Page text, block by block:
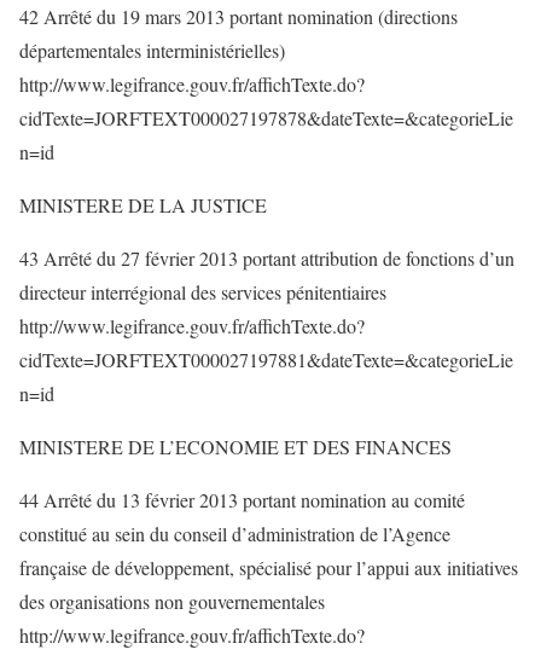
42 Arrêté du 19 mars 2013 portant nomination (directions
départementales interministérielles)
http://www.legifrance.gouv.fr/affichTexte.do?
cidTexte=JORFTEXT000027197878&dateTexte=&categorieLie
n=id
MINISTERE DE LA JUSTICE
43 Arrêté du 27 février 2013 portant attribution de fonctions d’un
directeur interrégional des services pénitentiaires
http://www.legifrance.gouv.fr/affichTexte.do?
cidTexte=JORFTEXT000027197881&dateTexte=&categorieLie
n=id
MINISTERE DE L’ECONOMIE ET DES FINANCES
44 Arrêté du 13 février 2013 portant nomination au comité
constitué au sein du conseil d’administration de l’Agence
française de développement, spécialisé pour l’appui aux initiatives
des organisations non gouvernementales
http://www.legifrance.gouv.fr/affichTexte.do?